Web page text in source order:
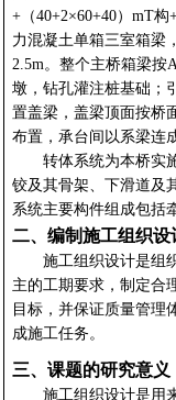
+（40+2×60+40） mT构
力混凝土单箱三室箱梁
2.5m。整个主桥箱梁按
墩，钻孔灌注桩基础；
置盖梁，盖梁顶面按桥
布置，承台间以系梁连
转体系统为本桥实
铰及其骨架、下滑道及
系统主要构件组成包括
二、编制施工组织设
施工组织设计是组
主的工期要求，制定合
目标，并保证质量管理
成施工任务。
三、课题的研究意义
施工组织设计是用